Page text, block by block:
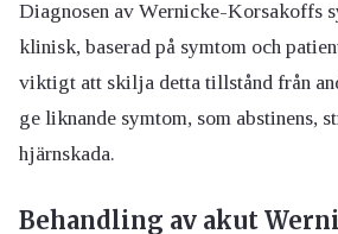
Diagnosen av Wernicke-Korsakoffs
klinisk, baserad på symtom och
viktigt att skilja detta tillstånd från
ge liknande symtom, som abstinens,
hjärnskada.
Behandling av akut